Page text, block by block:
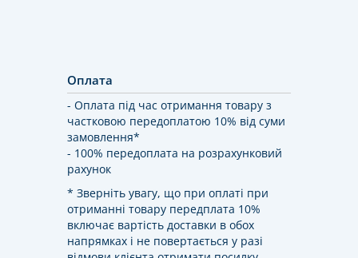
Оплата
- Оплата під час отримання товару з
частковою передоплатою 10% від суми
замовлення*
- 100% передоплата на розрахунковий
рахунок
* Зверніть увагу, що при оплаті при
отриманні товару передплата 10%
включає вартість доставки в обох
напрямках і не повертається у разі